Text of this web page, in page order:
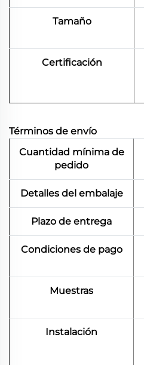
Tamaño
Certificación
Términos de envío
Cuantidad mínima de
pedido
Detalles del embalaje
Plazo de entrega
Condiciones de pago
Muestras
Instalación